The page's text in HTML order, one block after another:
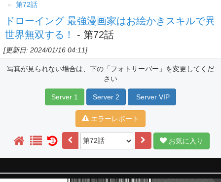
第72話
ドローイング 最強漫画家はお絵かきスキルで異
世界無双する！
- 第72話
[更新日: 2024/01/16 04:11]
写真が見られない場合は、下の「フォトサーバー」を変更してくだ
さい
Server 1 Server 2 Server VIP
エラーレポート
1 お気に入り